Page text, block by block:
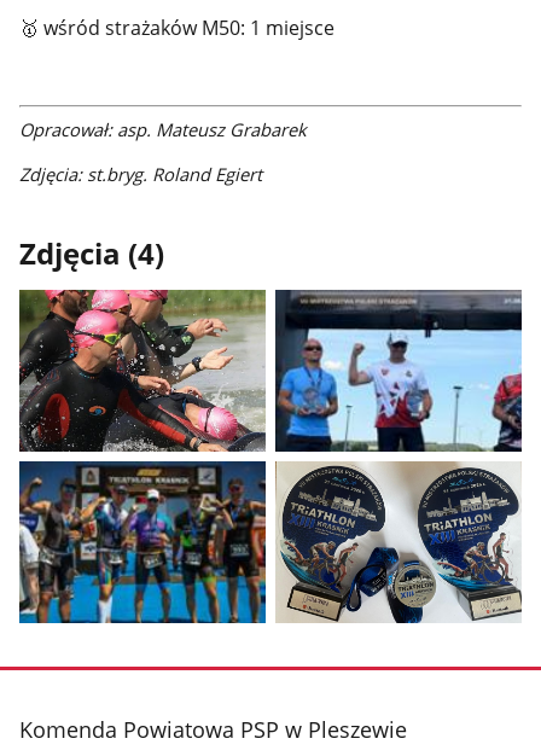
🥇 wśród strażaków M50: 1 miejsce
Opracował: asp. Mateusz Grabarek
Zdjęcia: st.bryg. Roland Egiert
Zdjęcia (4)
Pokaż
zdjęcie
1
z
galerii.
Pokaż
zdjęcie
2
z
galerii.
zdjęcie
galerii.
zdjęcie
galerii.
stopka
Komenda Powiatowa PSP w Pleszewie